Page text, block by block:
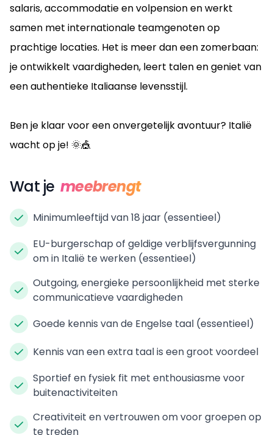
salaris, accommodatie en volpension en werkt
samen met internationale teamgenoten op
prachtige locaties. Het is meer dan een zomerbaan:
je ontwikkelt vaardigheden, leert talen en geniet van
een authentieke Italiaanse levensstijl.
Ben je klaar voor een onvergetelijk avontuur? Italië
wacht op je! 🌞🎪
Wat je meebrengt
Minimumleeftijd van 18 jaar (essentieel)
EU-burgerschap of geldige verblijfsvergunning
om in Italië te werken (essentieel)
Outgoing, energieke persoonlijkheid met sterke
communicatieve vaardigheden
Goede kennis van de Engelse taal (essentieel)
Kennis van een extra taal is een groot voordeel
Sportief en fysiek fit met enthousiasme voor
buitenactiviteiten
Creativiteit en vertrouwen om voor groepen op
te treden